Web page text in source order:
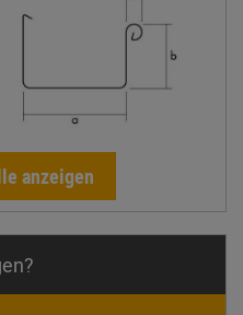
anzeigen